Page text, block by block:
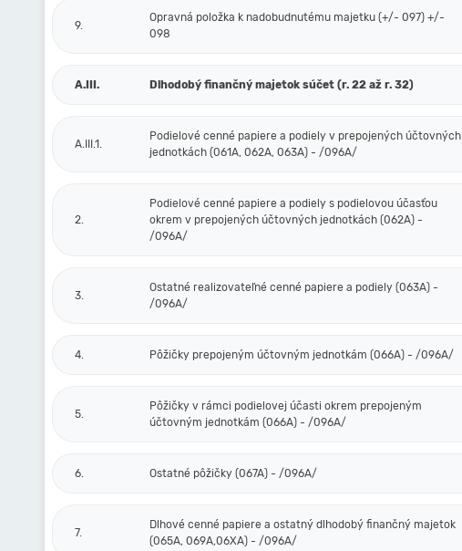
9.
Opravná položka k nadobudnutému majetku (+/- 097) +/-
098
A.III. Dlhodobý finančný majetok súčet (r. 22 až r. 32)
A.III.1.
Podielové cenné papiere a podiely v prepojených účtovných
jednotkách (061A, 062A, 063A) - /096A/
2.
Podielové cenné papiere a podiely s podielovou účasťou
okrem v prepojených účtovných jednotkách (062A) -
/096A/
3.
Ostatné realizovateľné cenné papiere a podiely (063A) -
/096A/
4. Pôžičky prepojeným účtovným jednotkám (066A) - /096A/
5.
Pôžičky v rámci podielovej účasti okrem prepojeným
účtovným jednotkám (066A) - /096A/
6. Ostatné pôžičky (067A) - /096A/
7.
Dlhové cenné papiere a ostatný dlhodobý finančný majetok
(065A, 069A,06XA) - /096A/